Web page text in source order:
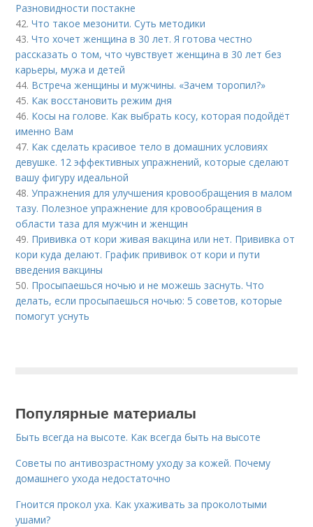
Разновидности постакне
42.Что такое мезонити. Суть методики
43.Что хочет женщина в 30 лет. Я готова честно
рассказать о том, что чувствует женщина в 30 лет без
карьеры, мужа и детей
44. Встреча женщины и мужчины. «Зачем торопил?»
45. Как восстановить режим дня
46. Косы на голове. Как выбрать косу, которая подойдёт
именно Вам
47. Как сделать красивое тело в домашних условиях
девушке. 12 эффективных упражнений, которые сделают
вашу фигуру идеальной
48.Упражнения для улучшения кровообращения в малом
тазу. Полезное упражнение для кровообращения в
области таза для мужчин и женщин
49. Прививка от кори живая вакцина или нет. Прививка от
кори куда делают. График прививок от кори и пути
введения вакцины
50. Просыпаешься ночью и не можешь заснуть. Что
делать, если просыпаешься ночью: 5 советов, которые
помогут уснуть
Популярные материалы
Быть всегда на высоте. Как всегда быть на высоте
Советы по антивозрастному уходу за кожей. Почему
домашнего ухода недостаточно
Гноится прокол уха. Как ухаживать за проколотыми
ушами?